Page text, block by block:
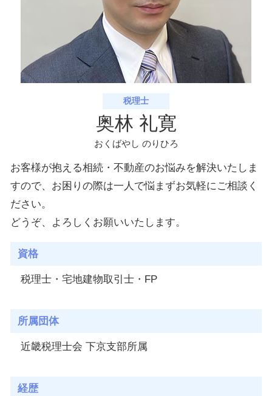
税理士
奥林 礼寛
おくばやし のりひろ
お客様が抱える相続・不動産のお悩みを解決いたしま
すので、お困りの際は一人で悩まずお気軽にご相談く
ださい。
どうぞ、よろしくお願いいたします。
資格
税理士・宅地建物取引士・FP
所属団体
近畿税理士会 下京支部所属
経歴